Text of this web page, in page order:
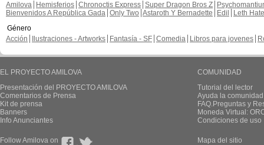
Amilova
Hemisferios Chronoctis Express Super Dragon Bros Z
Bienvenidos A República Gada Only Two Astaroth Y Bernadette Edil
Leth Hate
Género
Acción
Ilustraciones - Artworks Fantasía - SF Comedia Libros para jovenes
EL PROYECTO AMILOVA
Presentación del PROYECTO AMILOVA
Comentarios de Prensa
Kit de prensa
Banners
Info Anunciantes
COMUNIDAD
Tutorial del lector
Ayuda la
FAQ.Preguntas y
Moneda Virtual:
Condiciones de uso
Follow Amilova on Mapa del sitio